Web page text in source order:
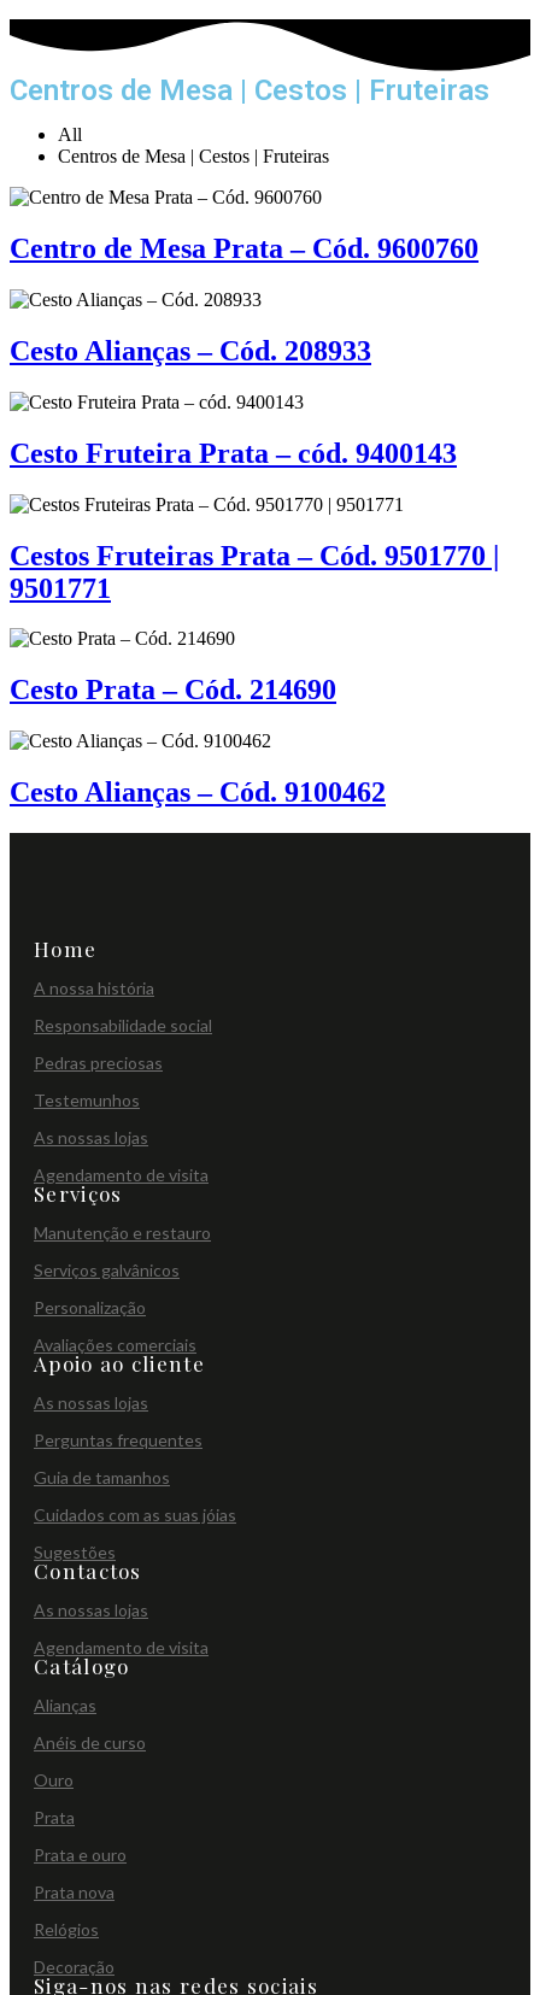
Centros de Mesa | Cestos | Fruteiras
All
Centros de Mesa | Cestos | Fruteiras
Centro de Mesa Prata – Cód. 9600760
Cesto Alianças – Cód. 208933
Cesto Fruteira Prata – cód. 9400143
Cestos Fruteiras Prata – Cód. 9501770 |
9501771
Cesto Prata – Cód. 214690
Cesto Alianças – Cód. 9100462
Home
A nossa história
Responsabilidade social
Pedras preciosas
Testemunhos
As nossas lojas
Agendamento de visita
Serviços
Manutenção e restauro
Serviços galvânicos
Personalização
Avaliações comerciais
Apoio ao cliente
As nossas lojas
Perguntas frequentes
Guia de tamanhos
Cuidados com as suas jóias
Sugestões
Contactos
As nossas lojas
Agendamento de visita
Catálogo
Alianças
Anéis de curso
Ouro
Prata
Prata e ouro
Prata nova
Relógios
Decoração
Siga-nos nas redes sociais